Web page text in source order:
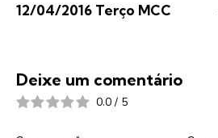
12/04/2016 Terço MCC
Deixe um comentário
0.0 / 5